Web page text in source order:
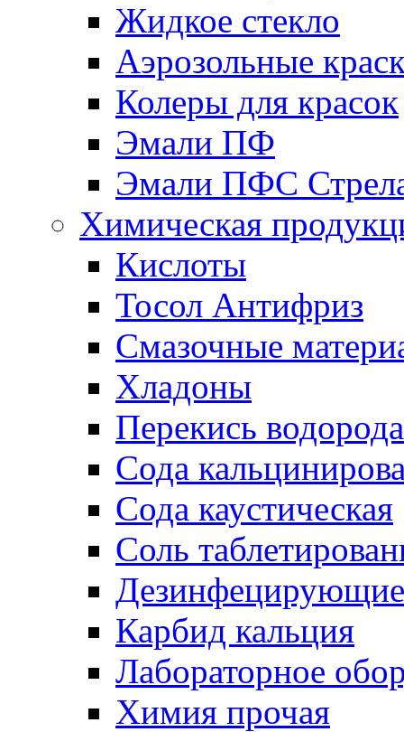
Жидкое стекло
Аэрозольные
Колеры для красок
Эмали ПФ
Эмали ПФС
Химическая
Кислоты
Тосол Антифриз
Смазочные
Хладоны
Перекись водорода
Сода
Сода каустическая
Соль
Дезинфецирующие
Карбид кальция
Лабораторное
Химия прочая